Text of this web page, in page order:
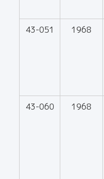
43-051
1968
43-060 1968